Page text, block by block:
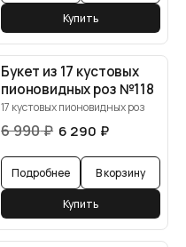
Купить
Букет из 17 кустовых
пионовидных роз №118
17 кустовых пионовидных роз
6 990₽ 6 290 ₽
Подробнее В корзину
Купить